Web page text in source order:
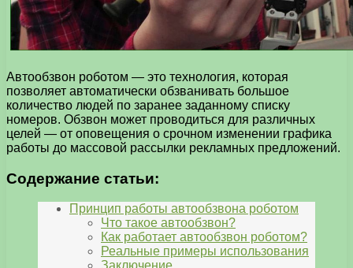
Автообзвон роботом — это технология, которая
позволяет автоматически обзванивать большое
количество людей по заранее заданному списку
номеров. Обзвон может проводиться для различных
целей — от оповещения о срочном изменении графика
работы до массовой рассылки рекламных предложений.
Содержание статьи:
Принцип работы автообзвона роботом
Что такое автообзвон?
Как работает автообзвон роботом?
Реальные примеры использования